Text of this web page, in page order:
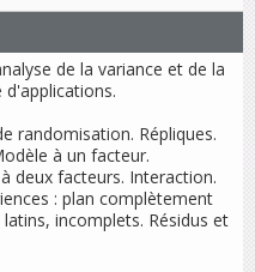
de la variance et de la
randomisation. Répliques.
à un facteur.
deux facteurs. Interaction.
: plan complètement
incomplets. Résidus et